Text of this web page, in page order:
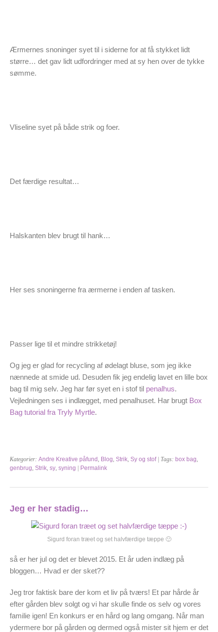
Ærmernes snoninger syet til i siderne for at få stykket lidt
større… det gav lidt udfordringer med at sy hen over de tykke
sømme.
Vliseline syet på både strik og foer.
Det færdige resultat…
Halskanten blev brugt til hank…
Her ses snoningerne fra ærmerne i enden af tasken.
Passer lige til et mindre strikketøj!
Og jeg er glad for recycling af ødelagt bluse, som jeg ikke
nænnede at smide ud. Desuden fik jeg endelig lavet en lille box
bag til mig selv. Jeg har før syet en i stof til penalhus.
Vejledningen ses i indlægget, med penalhuset. Har brugt Box
Bag tutorial fra Tryly Myrtle.
Kategorier: Andre Kreative påfund , Blog, Strik, Sy og stof| Tags: box bag,
genbrug, Strik, sy, syning Permalink
Jeg er her stadig…
Sigurd foran træet og set halvfærdige tæppe 🙂
så er her jul og det er blevet 2015. Et år uden indlæg på
bloggen… Hvad er der sket??
Jeg tror faktisk bare der kom et liv på tværs! Et par hårde år
efter gården blev solgt og vi har skulle finde os selv og vores
familie igen! En konkurs er en hård og lang omgang. Når man
ydermere bor på gården og dermed også mister sit hjem er det